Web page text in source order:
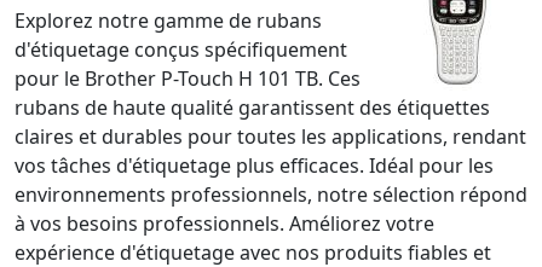
Explorez notre gamme de rubans
d'étiquetage conçus spécifiquement
pour le Brother P-Touch H 101 TB. Ces
rubans de haute qualité garantissent des étiquettes
claires et durables pour toutes les applications, rendant
vos tâches d'étiquetage plus efficaces. Idéal pour les
environnements professionnels, notre sélection répond
à vos besoins professionnels. Améliorez votre
expérience d'étiquetage avec nos produits fiables et